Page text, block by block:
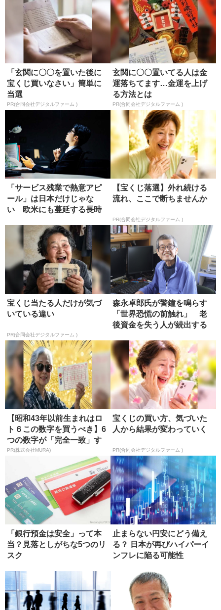
「玄関に〇〇を置いた後に
宝くじ買いなさい」簡単に
当選
PR(合同会社デジタルファーム )
玄関に〇〇置いてる人は金
運落ちてます…金運を上げ
る方法とは
PR(合同会社デジタルファーム )
「サービス残業で熱意アピ
ール」は日本だけじゃな
い 欧米にも蔓延する長時
【宝くじ落選】外れ続ける
流れ、ここで断ちませんか
PR(合同会社デジタルファーム )
宝くじ当たる人だけが気づ
いている違い
PR(合同会社デジタルファーム )
森永卓郎氏が警鐘を鳴らす
「世界恐慌の前触れ」 老
後資金を失う人が続出する
【昭和43年以前生まれはロ
ト６この数字を買うべき】6
つの数字が「完全一致」す
る方...
PR(株式会社MURA)
宝くじの買い方、気づいた
人から結果が変わっていく
PR(合同会社デジタルファーム )
「銀行預金は安全」って本
当？見落としがちな5つのリ
スク
止まらない円安にどう備え
る？ 日本が再びハイパーイ
ンフレに陥る可能性